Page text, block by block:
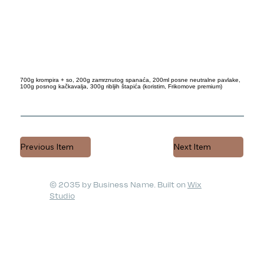
700g krompira + so, 200g zamrznutog spanaća, 200ml posne neutralne pavlake,
100g posnog kačkavalja, 300g ribljih štapića (koristim, Frikomove premium)
Previous Item Next Item
© 2035 by Business Name. Built on Wix
Studio